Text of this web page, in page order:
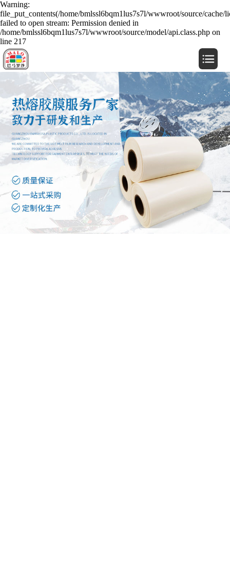
Warning:
file_put_contents(/home/bmlssl6bqm1lus7s7l/wwwroot/source/cache/
failed to open stream: Permission denied in
/home/bmlssl6bqm1lus7s7l/wwwroot/source/model/api.class.php on
line 217